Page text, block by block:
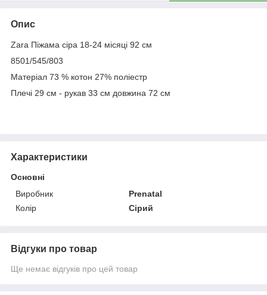
Опис
Zara Піжама сіра 18-24 місяці 92 см
8501/545/803
Матеріал 73 % котон 27% поліестр
Плечі 29 см - рукав 33 см довжина 72 см
Характеристики
Основні
Виробник
Prenatal
Колір
Сірий
Відгуки про товар
Ще немає відгуків про цей товар